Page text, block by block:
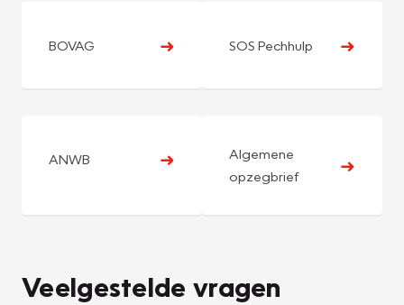
BOVAG ➜ SOS Pechhulp ➜
ANWB ➜
Algemene
opzegbrief
➜
Veelgestelde vragen